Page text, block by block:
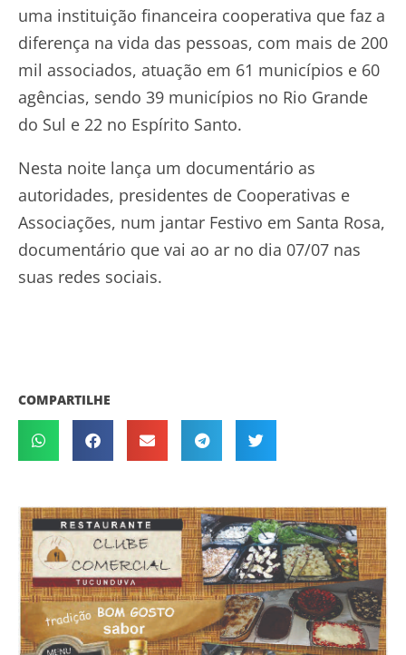
uma instituição financeira cooperativa que faz a
diferença na vida das pessoas, com mais de 200
mil associados, atuação em 61 municípios e 60
agências, sendo 39 municípios no Rio Grande
do Sul e 22 no Espírito Santo.
Nesta noite lança um documentário as
autoridades, presidentes de Cooperativas e
Associações, num jantar Festivo em Santa Rosa,
documentário que vai ao ar no dia 07/07 nas
suas redes sociais.
COMPARTILHE